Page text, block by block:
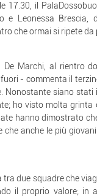
17.30, il
e Leonessa
che ormai si ripete da
Marchi, al rientro
- commenta il
Nonostante siano stati
ho visto molta grinta
hanno dimostrato
anche le più
due squadre che
il proprio valore; in